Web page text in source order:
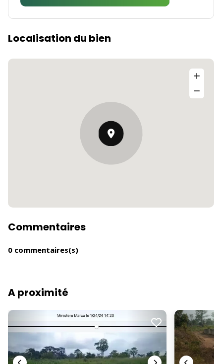
Localisation du bien
Commentaires
0 commentaires(s)
A proximité